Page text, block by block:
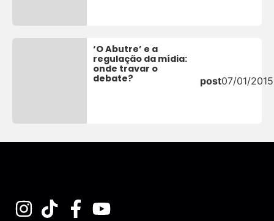
‘O Abutre’ e a
regulação da mídia:
onde travar o
debate?
post07/01/2015